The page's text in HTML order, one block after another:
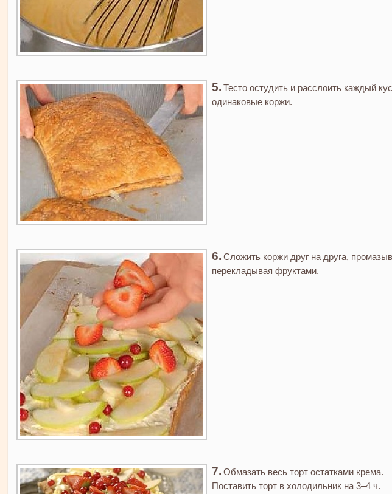
Тесто остудить и расслоить каждый
одинаковые коржи.
Сложить коржи друг на друга,
перекладывая фруктами.
Обмазать весь торт остатками крема.
Поставить торт в холодильник на 3–4 ч.